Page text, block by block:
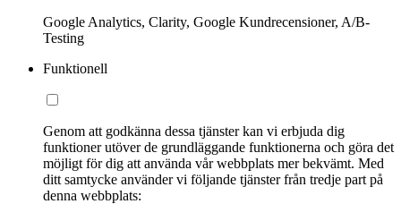
Google Analytics, Clarity, Google Kundrecensioner, A/B-
Testing
Funktionell
Genom att godkänna dessa tjänster kan vi erbjuda dig
funktioner utöver de grundläggande funktionerna och göra det
möjligt för dig att använda vår webbplats mer bekvämt. Med
ditt samtycke använder vi följande tjänster från tredje part på
denna webbplats: